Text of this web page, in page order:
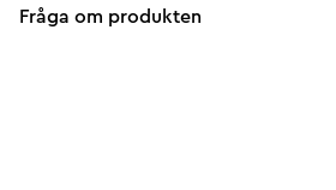
Fråga om produkten